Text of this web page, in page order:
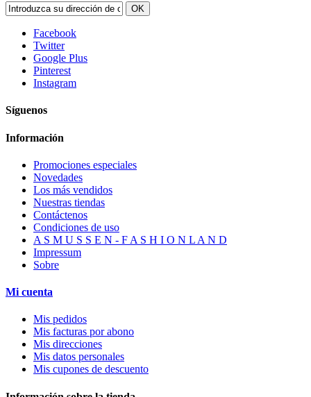
OK
Facebook
Twitter
Google Plus
Pinterest
Instagram
Síguenos
Información
Promociones especiales
Novedades
Los más vendidos
Nuestras tiendas
Contáctenos
Condiciones de uso
A S M U S S E N - F A S H I O N L A N D
Impressum
Sobre
Mi cuenta
Mis pedidos
Mis facturas por abono
Mis direcciones
Mis datos personales
Mis cupones de descuento